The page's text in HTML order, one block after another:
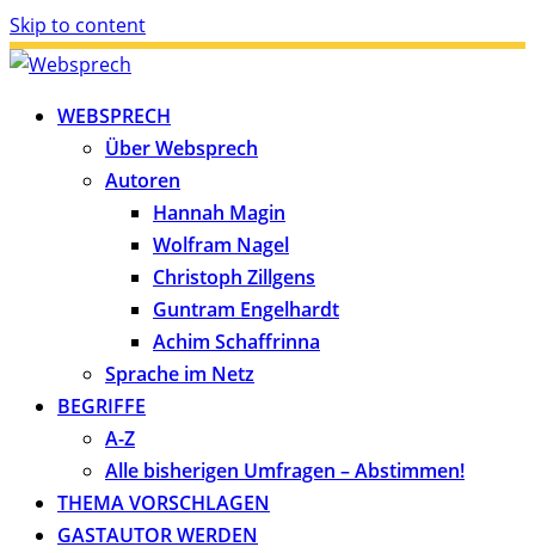
Skip to content
WEBSPRECH
Über Websprech
Autoren
Hannah Magin
Wolfram Nagel
Christoph Zillgens
Guntram Engelhardt
Achim Schaffrinna
Sprache im Netz
BEGRIFFE
A-Z
Alle bisherigen Umfragen – Abstimmen!
THEMA VORSCHLAGEN
GASTAUTOR WERDEN